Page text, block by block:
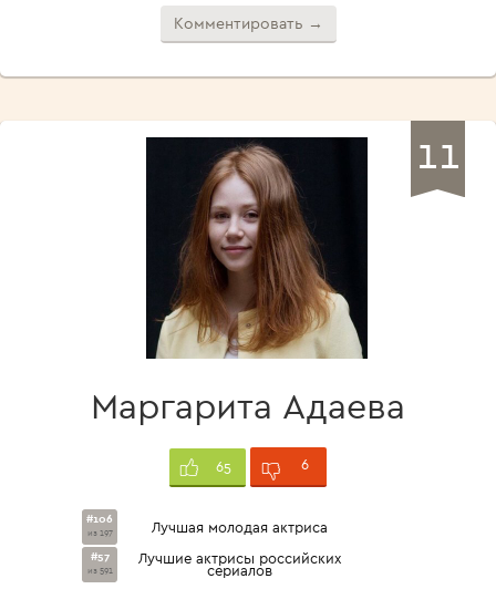
Комментировать →
11
Маргарита Адаева
65 6
#106
из 197 Лучшая молодая актриса
#57
из 591
Лучшие актрисы российских
сериалов